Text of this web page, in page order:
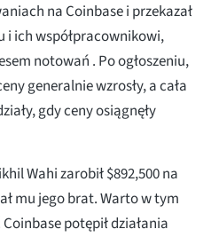
na Coinbase i przekazał
ich współpracownikowi,
notowań . Po ogłoszeniu,
generalnie wzrosły, a cała
gdy ceny osiągnęły
Wahi zarobił $892,500 na
mu jego brat. Warto w tym
potępił działania